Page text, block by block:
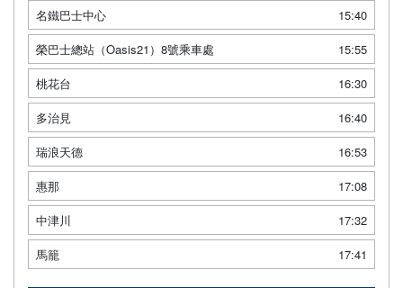
名鐵巴士中心
15:40
榮巴士總站（Oasis21）8號乘車處
15:55
桃花台
16:30
多治見
16:40
瑞浪天德
16:53
惠那
17:08
中津川
17:32
馬籠
17:41